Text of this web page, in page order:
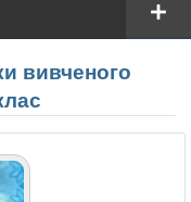
вивченого